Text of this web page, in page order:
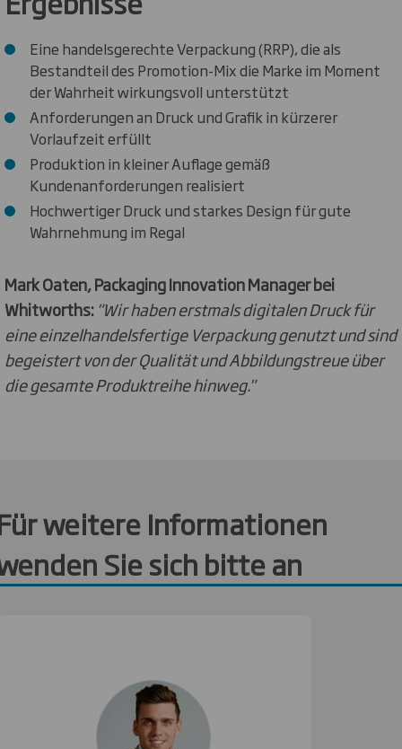
Eine handelsgerechte Verpackung (RRP), die als
Bestandteil des Promotion-Mix die Marke im Moment
der Wahrheit wirkungsvoll unterstützt
Anforderungen an Druck und Grafik in kürzerer
Vorlaufzeit erfüllt
Produktion in kleiner Auflage gemäß
Kundenanforderungen realisiert
Hochwertiger Druck und starkes Design für gute
Wahrnehmung im Regal
Mark Oaten, Packaging Innovation Manager bei
Whitworths: "Wir haben erstmals digitalen Druck für
eine einzelhandelsfertige Verpackung genutzt und sind
begeistert von der Qualität und Abbildungstreue über
die gesamte Produktreihe hinweg."
weitere Informationen
Sie sich bitte an